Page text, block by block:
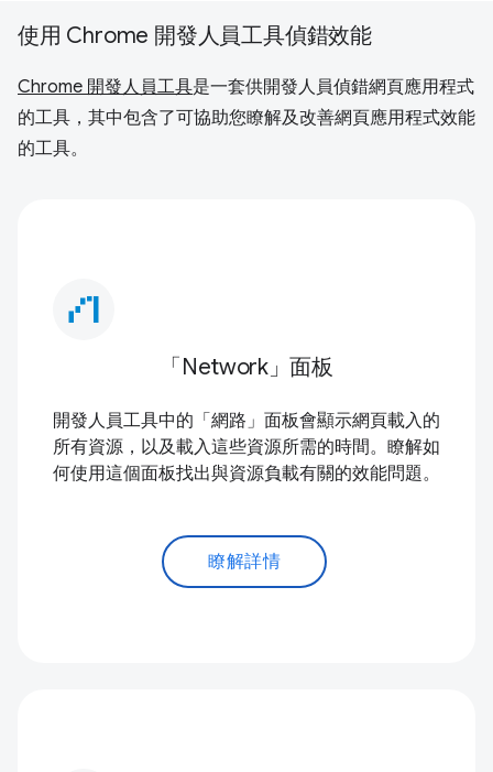
使用 Chrome 開發人員工具偵錯效能
Chrome 開發人員工具是一套供開發人員偵錯網頁應用程式
的工具，其中包含了可協助您瞭解及改善網頁應用程式效能
的工具。
waterfall_chart
「Network」面板
開發人員工具中的「網路」面板會顯示網頁載入的
所有資源，以及載入這些資源所需的時間。瞭解如
何使用這個面板找出與資源負載有關的效能問題。
瞭解詳情